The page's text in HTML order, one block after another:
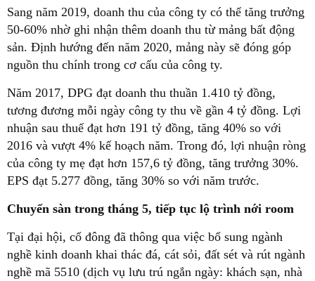
Sang năm 2019, doanh thu của công ty có thể tăng trưởng
50-60% nhờ ghi nhận thêm doanh thu từ mảng bất động
sản. Định hướng đến năm 2020, mảng này sẽ đóng góp
nguồn thu chính trong cơ cấu của công ty.
Năm 2017, DPG đạt doanh thu thuần 1.410 tỷ đồng,
tương đương mỗi ngày công ty thu về gần 4 tỷ đồng. Lợi
nhuận sau thuế đạt hơn 191 tỷ đồng, tăng 40% so với
2016 và vượt 4% kế hoạch năm. Trong đó, lợi nhuận ròng
của công ty mẹ đạt hơn 157,6 tỷ đồng, tăng trưởng 30%.
EPS đạt 5.277 đồng, tăng 30% so với năm trước.
Chuyển sàn trong tháng 5, tiếp tục lộ trình nới room
Tại đại hội, cổ đông đã thông qua việc bổ sung ngành
nghề kinh doanh khai thác đá, cát sỏi, đất sét và rút ngành
nghề mã 5510 (dịch vụ lưu trú ngắn ngày: khách sạn, nhà